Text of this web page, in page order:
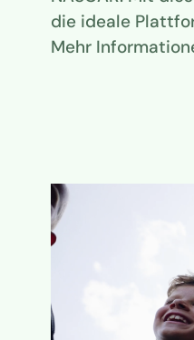
die ideale
Mehr